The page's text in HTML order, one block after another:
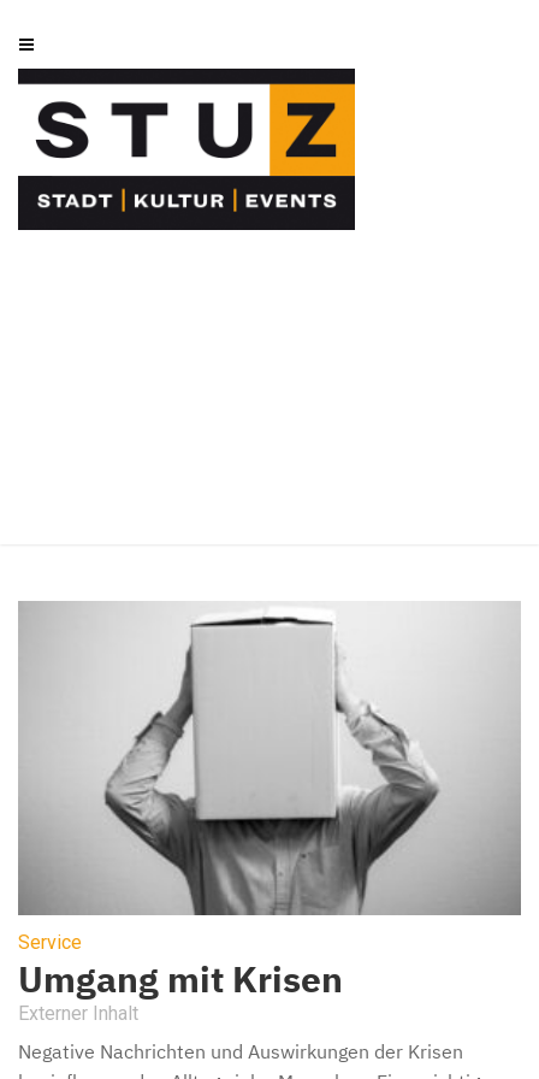
Service
Umgang mit Krisen
Externer Inhalt
Negative Nachrichten und Auswirkungen der Krisen